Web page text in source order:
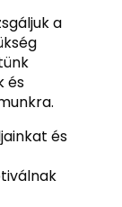
a
és
és